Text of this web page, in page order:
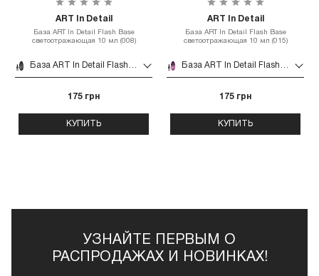
ART In Detail
База ART In Detail Flash Base
светоотражающая 10 мл (008)
База ART In Detail Flash Base светоотражающая 10 мл (008)
175 грн
КУПИТЬ
ART In Detail
База ART In Detail Flash Base
светоотражающая 10 мл (015)
База ART In Detail Flash Base светоотражающая 10 мл (015)
175 грн
КУПИТЬ
УЗНАЙТЕ ПЕРВЫМ О
РАСПРОДАЖАХ И НОВИНКАХ!